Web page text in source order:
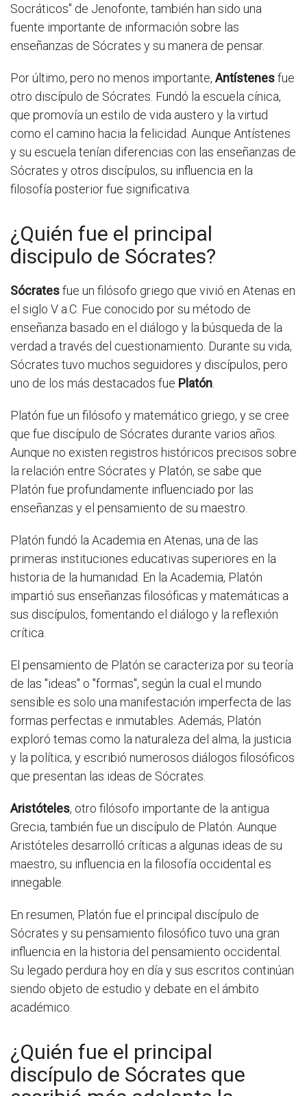
Socráticos" de Jenofonte, también han sido una
fuente importante de información sobre las
enseñanzas de Sócrates y su manera de pensar.
Por último, pero no menos importante, Antístenesfue
otro discípulo de Sócrates. Fundó la escuela cínica,
que promovía un estilo de vida austero y la virtud
como el camino hacia la felicidad. Aunque Antístenes
y su escuela tenían diferencias con las enseñanzas de
Sócrates y otros discípulos, su influencia en la
filosofía posterior fue significativa.
¿Quién fue el principal
discipulo de Sócrates?
Sócratesfue un filósofo griego que vivió en Atenas en
el siglo V a.C. Fue conocido por su método de
enseñanza basado en el diálogo y la búsqueda de la
verdad a través del cuestionamiento. Durante su vida,
Sócrates tuvo muchos seguidores y discípulos, pero
uno de los más destacados fue Platón
Platón fue un filósofo y matemático griego, y se cree
que fue discípulo de Sócrates durante varios años.
Aunque no existen registros históricos precisos sobre
la relación entre Sócrates y Platón, se sabe que
Platón fue profundamente influenciado por las
enseñanzas y el pensamiento de su maestro.
Platón fundó la Academia en Atenas, una de las
primeras instituciones educativas superiores en la
historia de la humanidad. En la Academia, Platón
impartió sus enseñanzas filosóficas y matemáticas a
sus discípulos, fomentando el diálogo y la reflexión
crítica.
El pensamiento de Platón se caracteriza por su teoría
de las "ideas" o "formas", según la cual el mundo
sensible es solo una manifestación imperfecta de las
formas perfectas e inmutables. Además, Platón
exploró temas como la naturaleza del alma, la justicia
y la política, y escribió numerosos diálogos filosóficos
que presentan las ideas de Sócrates.
Aristóteles, otro filósofo importante de la antigua
Grecia, también fue un discípulo de Platón. Aunque
Aristóteles desarrolló críticas a algunas ideas de su
maestro, su influencia en la filosofía occidental es
innegable.
En resumen, Platón fue el principal discípulo de
Sócrates y su pensamiento filosófico tuvo una gran
influencia en la historia del pensamiento occidental.
Su legado perdura hoy en día y sus escritos continúan
siendo objeto de estudio y debate en el ámbito
académico.
¿Quién fue el principal
discípulo de Sócrates que